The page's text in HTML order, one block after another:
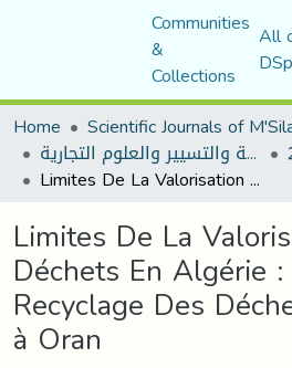
Communities
&
Collections
All
Home
مجلة العلوم الاقتصادية والتسيير والعلوم التجارية
Limites De La Valorisation Des Déchets En Algérie : Cas Du Recyclage Des Déchets Industriels à Oran
Limites De La
Déchets En Algérie
Recyclage Des
à Oran